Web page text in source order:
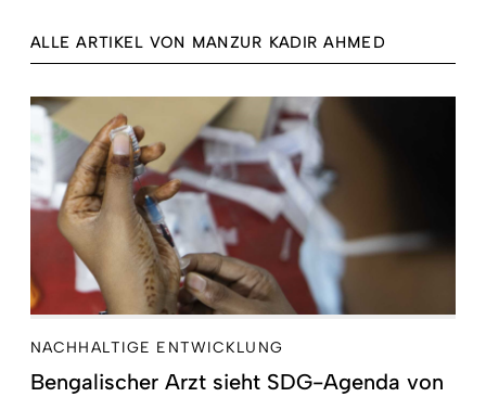
ALLE ARTIKEL VON MANZUR KADIR AHMED
NACHHALTIGE ENTWICKLUNG
Bengalischer Arzt sieht SDG-Agenda von